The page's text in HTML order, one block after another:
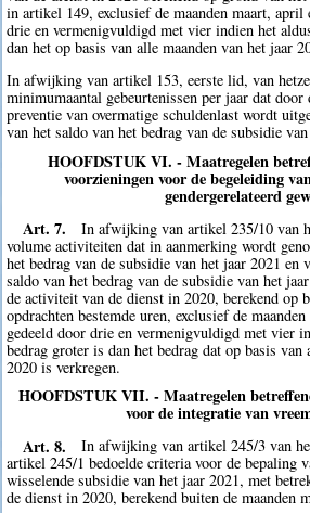
in artikel 149, exclusief de maanden maart, april
drie en vermenigvuldigd met vier indien het
dan het op basis van alle maanden van het jaar
In afwijking van artikel 153, eerste lid, van
minimumaantal gebeurtenissen per jaar dat door
preventie van overmatige schuldenlast wordt
van het saldo van het bedrag van de subsidie
HOOFDSTUK VI. - Maatregelen
voorzieningen voor de begeleiding
gendergerelateerd
Art. 7.
In afwijking van artikel 235/10 van
volume activiteiten dat in aanmerking wordt
het bedrag van de subsidie van het jaar 2021 en
saldo van het bedrag van de subsidie van het
de activiteit van de dienst in 2020, berekend op
opdrachten bestemde uren, exclusief de
gedeeld door drie en vermenigvuldigd met vier
bedrag groter is dan het bedrag dat op basis van
2020 is verkregen.
HOOFDSTUK VII. - Maatregelen
voor de integratie van
Art. 8.
In afwijking van artikel 245/3 van
artikel 245/1 bedoelde criteria voor de bepaling
wisselende subsidie van het jaar 2021, met
de dienst in 2020, berekend buiten de maanden